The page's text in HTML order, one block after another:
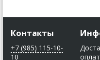
Контакты
+7 (985) 115-10-
10